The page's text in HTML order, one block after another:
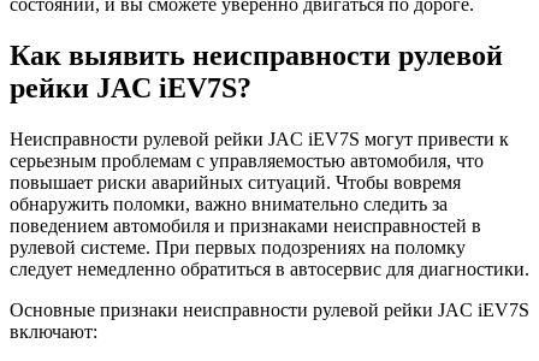
состоянии, и вы сможете уверенно двигаться по дороге.
Как выявить неисправности рулевой
рейки JAC iEV7S?
Неисправности рулевой рейки JAC iEV7S могут привести к
серьезным проблемам с управляемостью автомобиля, что
повышает риски аварийных ситуаций. Чтобы вовремя
обнаружить поломки, важно внимательно следить за
поведением автомобиля и признаками неисправностей в
рулевой системе. При первых подозрениях на поломку
следует немедленно обратиться в автосервис для диагностики.
Основные признаки неисправности рулевой рейки JAC iEV7S
включают: